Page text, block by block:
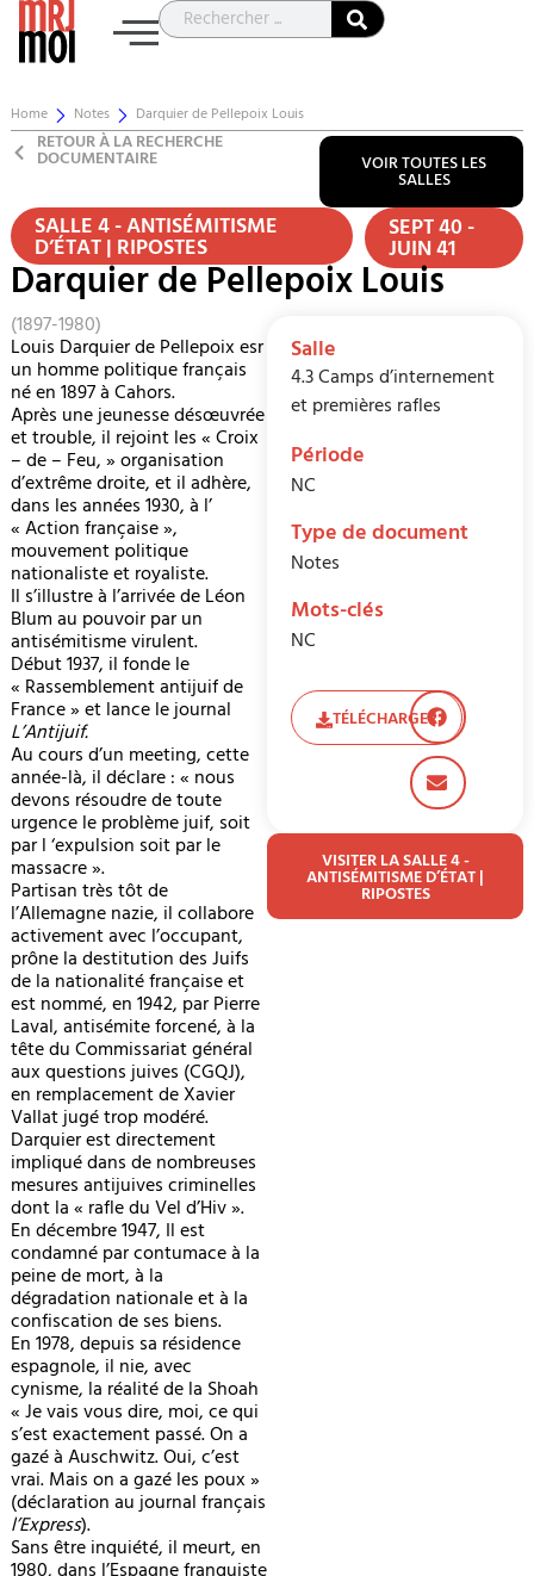
Home Notes Darquier de Pellepoix Louis
RETOUR À LA RECHERCHE
DOCUMENTAIRE VOIR TOUTES LES
SALLES
SALLE 4 - ANTISÉMITISME
D’ÉTAT | RIPOSTES SEPT 40 -
JUIN 41
Darquier de Pellepoix Louis
(1897-1980)
Louis Darquier de Pellepoix esr
un homme politique français
né en 1897 à Cahors.
Après une jeunesse désœuvrée
et trouble, il rejoint les « Croix
– de – Feu, » organisation
d’extrême droite, et il adhère,
dans les années 1930, à l’
« Action française »,
mouvement politique
nationaliste et royaliste.
Il s’illustre à l’arrivée de Léon
Blum au pouvoir par un
antisémitisme virulent.
Début 1937, il fonde le
« Rassemblement antijuif de
France » et lance le journal
L’Antijuif.
Au cours d’un meeting, cette
année-là, il déclare : « nous
devons résoudre de toute
urgence le problème juif, soit
par l ‘expulsion soit par le
massacre ».
Partisan très tôt de
l’Allemagne nazie, il collabore
activement avec l’occupant,
prône la destitution des Juifs
de la nationalité française et
est nommé, en 1942, par Pierre
Laval, antisémite forcené, à la
tête du Commissariat général
aux questions juives (CGQJ),
en remplacement de Xavier
Vallat jugé trop modéré.
Darquier est directement
impliqué dans de nombreuses
mesures antijuives criminelles
dont la « rafle du Vel d’Hiv ».
En décembre 1947, Il est
condamné par contumace à la
peine de mort, à la
dégradation nationale et à la
confiscation de ses biens.
En 1978, depuis sa résidence
espagnole, il nie, avec
cynisme, la réalité de la Shoah
« Je vais vous dire, moi, ce qui
s’est exactement passé. On a
gazé à Auschwitz. Oui, c’est
vrai. Mais on a gazé les poux »
(déclaration au journal français
l’Express).
Sans être inquiété, il meurt, en
Salle
4.3 Camps d’internement
et premières rafles
Période
NC
Type de document
Notes
Mots-clés
NC
TÉLÉCHARGER
VISITER LA SALLE 4 -
ANTISÉMITISME D’ÉTAT |
RIPOSTES